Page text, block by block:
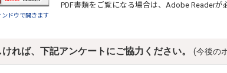
ンドウで開きます
PDF書類をご覧になる場合は、 Adobe Readerが